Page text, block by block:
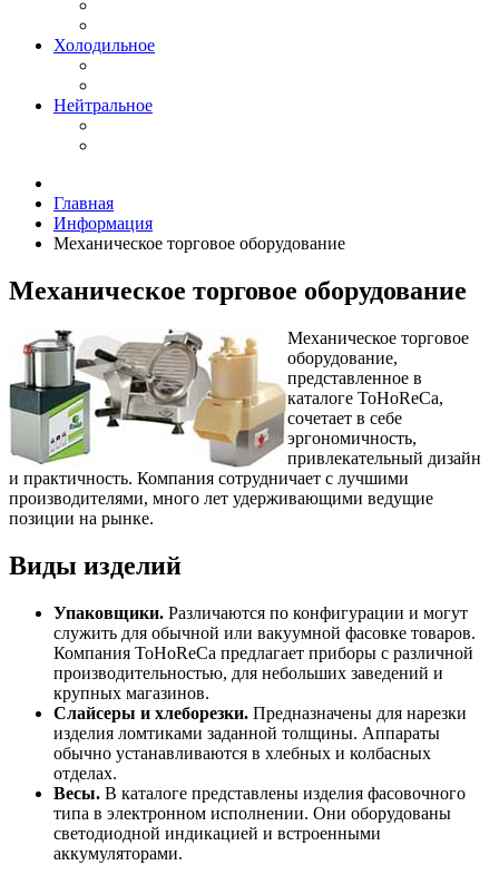
Холодильное
Нейтральное
Главная
Информация
Механическое торговое оборудование
Механическое торговое оборудование
Механическое торговое
оборудование,
представленное в
каталоге ToHoReCa,
сочетает в себе
эргономичность,
привлекательный дизайн
и практичность. Компания сотрудничает с лучшими
производителями, много лет удерживающими ведущие
позиции на рынке.
Виды изделий
Упаковщики. Различаются по конфигурации и могут
служить для обычной или вакуумной фасовке товаров.
Компания ToHoReCa предлагает приборы с различной
производительностью, для небольших заведений и
крупных магазинов.
Слайсеры и хлеборезки. Предназначены для нарезки
изделия ломтиками заданной толщины. Аппараты
обычно устанавливаются в хлебных и колбасных
отделах.
Весы. В каталоге представлены изделия фасовочного
типа в электронном исполнении. Они оборудованы
светодиодной индикацией и встроенными
аккумуляторами.